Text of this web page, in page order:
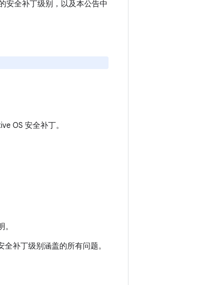
全补丁级别，以及本公告中
OS 安全补丁。
补丁级别涵盖的所有问题。